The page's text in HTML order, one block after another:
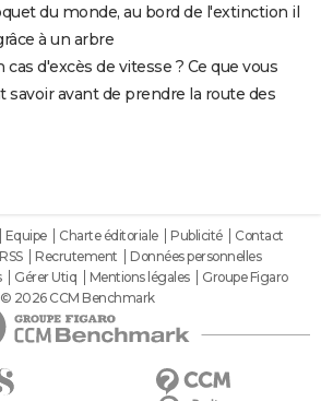
du monde, au bord de l'extinction il
à un arbre
d'excès de vitesse ? Ce que vous
savoir avant de prendre la route des
Equipe Charte éditoriale Publicité
Contact
RSS Recrutement
Données personnelles
Gérer Utiq Mentions légales
Groupe Figaro
© 2026 CCM Benchmark